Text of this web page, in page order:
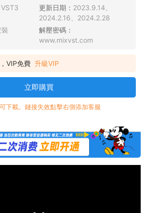
更新日期： 2023.9.14、
2024.2.16、2024.2.28
解壓密碼：
www.mixvst.com
VIP免費 升級VIP
立即購買
下載。鏈接失效點擊右側添加客服